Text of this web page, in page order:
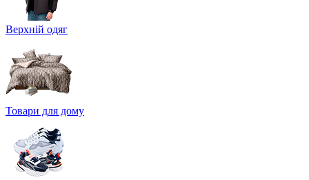
Верхній одяг
Товари для дому